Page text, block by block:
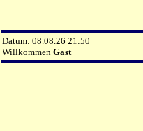
Datum: 08.08.26 21:50
Willkommen Gast